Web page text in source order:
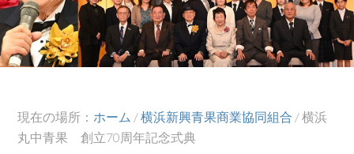
現在の場所： ホーム /横浜新興青果商業協同組合 /横浜
丸中青果 創立70周年記念式典